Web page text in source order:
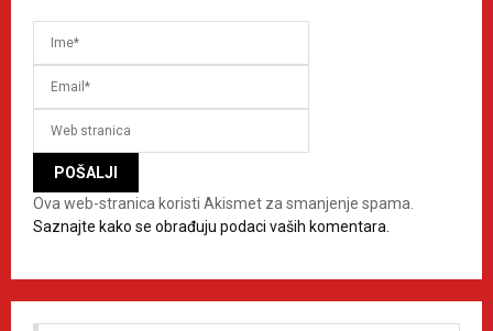
Ova web-stranica koristi Akismet za smanjenje spama.
Saznajte kako se obrađuju podaci vaših komentara.